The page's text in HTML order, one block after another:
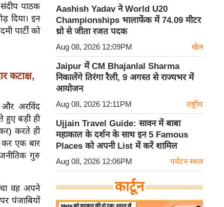
पाठक
दिया। इन
पार्टी को
कटाक्ष,
और अरविंद
हुए बड़ी ही
करते ही
कर एक बार
गुरु
वह अपने
पंजाबियों
Aashish Yadav ने World U20
Championships भालाफेंक में 74.09 मीटर
थ्रो से जीता रजत पदक
Aug 08, 2026 12:09PM खेल
Jaipur में CM Bhajanlal Sharma
निकालेंगे तिरंगा रैली, 9 अगस्त से राज्यभर में
आयोजन
Aug 08, 2026 12:11PM राष्ट्रीय
Ujjain Travel Guide: सावन में बाबा
महाकाल के दर्शन के साथ इन 5 Famous
Places को अपनी List में करें शामिल
Aug 08, 2026 12:06PM पर्यटन स्थल
कार्टून